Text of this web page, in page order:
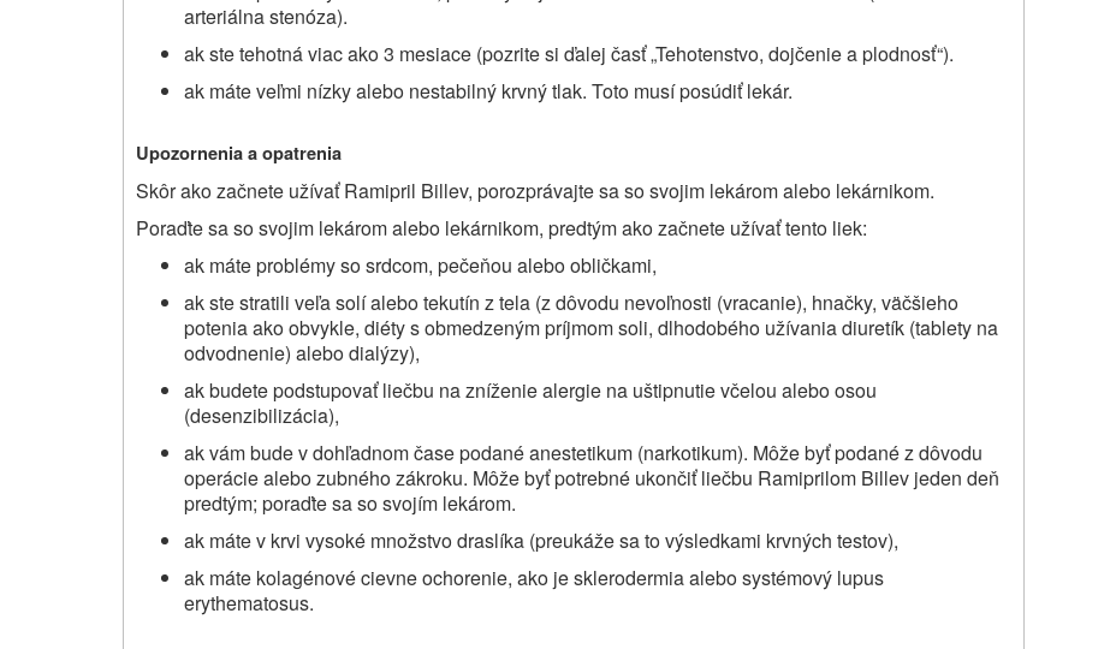
arteriálna stenóza).
ak ste tehotná viac ako 3 mesiace (pozrite si ďalej časť „Tehotenstvo, dojčenie a plodnosť“).
ak máte veľmi nízky alebo nestabilný krvný tlak. Toto musí posúdiť lekár.
Upozornenia a opatrenia
Skôr ako začnete užívať Ramipril Billev, porozprávajte sa so svojim lekárom alebo lekárnikom.
Poraďte sa so svojim lekárom alebo lekárnikom, predtým ako začnete užívať tento liek:
ak máte problémy so srdcom, pečeňou alebo obličkami,
ak ste stratili veľa solí alebo tekutín z tela (z dôvodu nevoľnosti (vracanie), hnačky, väčšieho
potenia ako obvykle, diéty s obmedzeným príjmom soli, dlhodobého užívania diuretík (tablety na
odvodnenie) alebo dialýzy),
ak budete podstupovať liečbu na zníženie alergie na uštipnutie včelou alebo osou
(desenzibilizácia),
ak vám bude v dohľadnom čase podané anestetikum (narkotikum). Môže byť podané z dôvodu
operácie alebo zubného zákroku. Môže byť potrebné ukončiť liečbu Ramiprilom Billev jeden deň
predtým; poraďte sa so svojím lekárom.
ak máte v krvi vysoké množstvo draslíka (preukáže sa to výsledkami krvných testov),
ak máte kolagénové cievne ochorenie, ako je sklerodermia alebo systémový lupus
erythematosus.